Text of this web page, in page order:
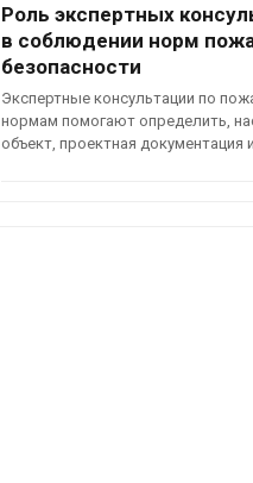
Роль экспертных
в соблюдении норм
безопасности
Экспертные консультации по
нормам помогают определить,
объект, проектная документация